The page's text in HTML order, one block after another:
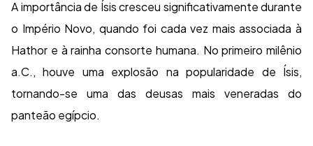
A importância de Ísis cresceu significativamente durante
o Império Novo, quando foi cada vez mais associada à
Hathor e à rainha consorte humana. No primeiro milênio
a.C., houve uma explosão na popularidade de Ísis,
tornando-se uma das deusas mais veneradas do
panteão egípcio.